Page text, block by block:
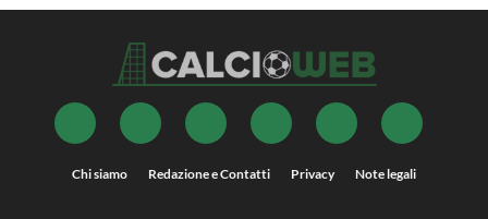
Chi siamo Redazione e Contatti Privacy Note legali